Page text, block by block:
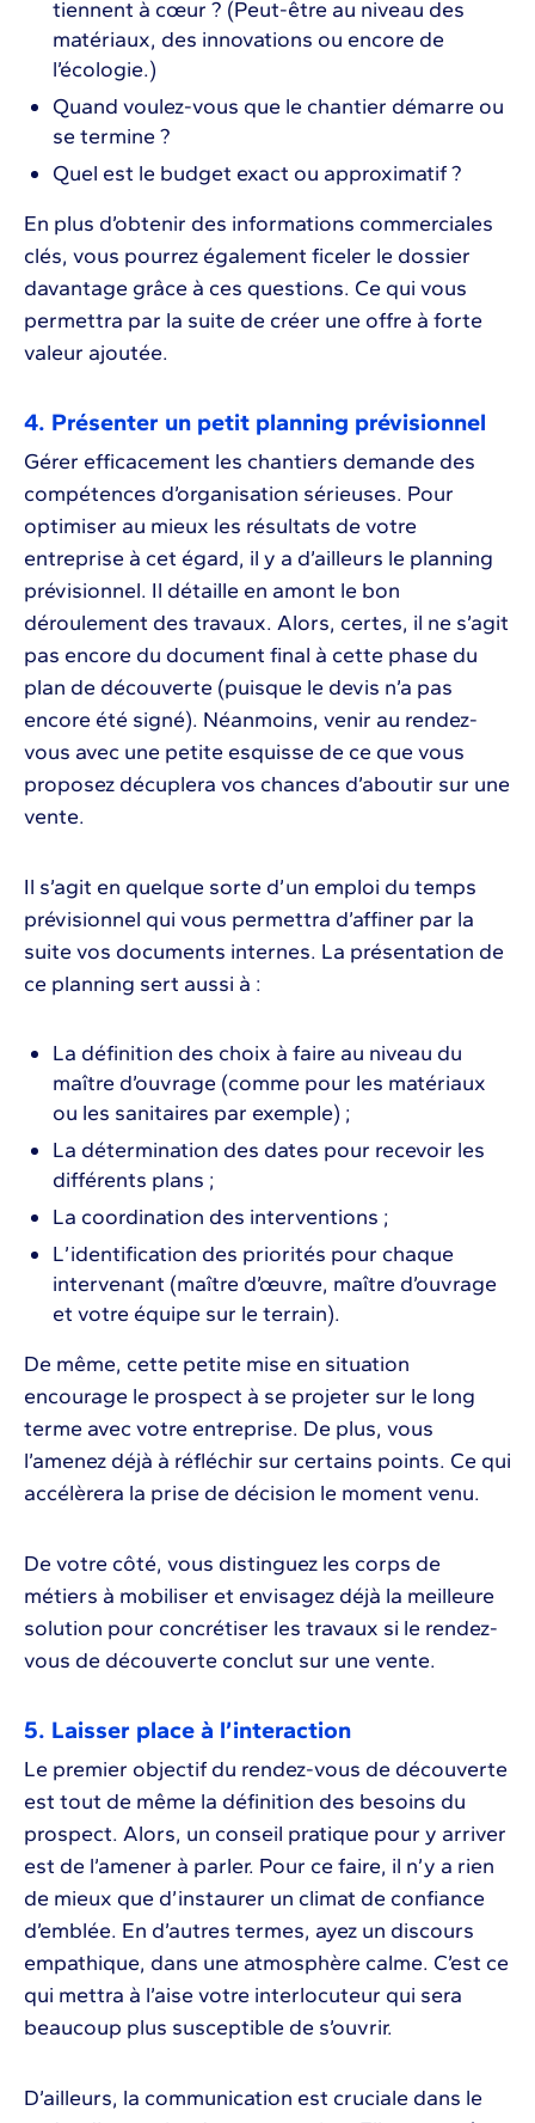
tiennent à cœur ? (Peut-être au niveau des
matériaux, des innovations ou encore de
l’écologie.)
Quand voulez-vous que le chantier démarre ou
se termine ?
Quel est le budget exact ou approximatif ?
En plus d’obtenir des informations commerciales
clés, vous pourrez également ficeler le dossier
davantage grâce à ces questions. Ce qui vous
permettra par la suite de créer une offre à forte
valeur ajoutée.
4. Présenter un petit planning prévisionnel
Gérer efficacement les chantiers demande des
compétences d’organisation sérieuses. Pour
optimiser au mieux les résultats de votre
entreprise à cet égard, il y a d’ailleurs le planning
prévisionnel. Il détaille en amont le bon
déroulement des travaux. Alors, certes, il ne s’agit
pas encore du document final à cette phase du
plan de découverte (puisque le devis n’a pas
encore été signé). Néanmoins, venir au rendez-
vous avec une petite esquisse de ce que vous
proposez décuplera vos chances d’aboutir sur une
vente.
Il s’agit en quelque sorte d’un emploi du temps
prévisionnel qui vous permettra d’affiner par la
suite vos documents internes. La présentation de
ce planning sert aussi à :
La définition des choix à faire au niveau du
maître d’ouvrage (comme pour les matériaux
ou les sanitaires par exemple) ;
La détermination des dates pour recevoir les
différents plans ;
La coordination des interventions ;
L’identification des priorités pour chaque
intervenant (maître d’œuvre, maître d’ouvrage
et votre équipe sur le terrain).
De même, cette petite mise en situation
encourage le prospect à se projeter sur le long
terme avec votre entreprise. De plus, vous
l’amenez déjà à réfléchir sur certains points. Ce qui
accélèrera la prise de décision le moment venu.
De votre côté, vous distinguez les corps de
métiers à mobiliser et envisagez déjà la meilleure
solution pour concrétiser les travaux si le rendez-
vous de découverte conclut sur une vente.
5. Laisser place à l’interaction
Le premier objectif du rendez-vous de découverte
est tout de même la définition des besoins du
prospect. Alors, un conseil pratique pour y arriver
est de l’amener à parler. Pour ce faire, il n’y a rien
de mieux que d’instaurer un climat de confiance
d’emblée. En d’autres termes, ayez un discours
empathique, dans une atmosphère calme. C’est ce
qui mettra à l’aise votre interlocuteur qui sera
beaucoup plus susceptible de s’ouvrir.
D’ailleurs, la communication est cruciale dans le